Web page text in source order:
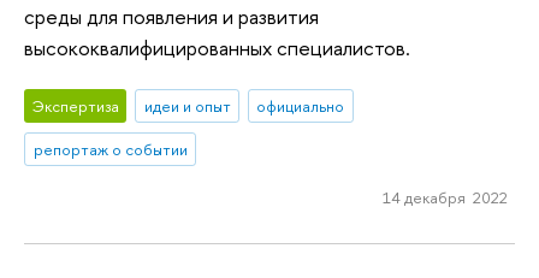
среды для появления и развития
высококвалифицированных специалистов.
Экспертиза идеи и опыт
официально
репортаж о событии
14 декабря 2022